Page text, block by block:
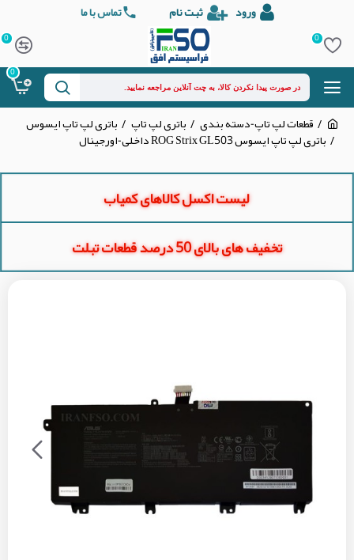
ورود ثبت نام تماس با ما
0
0
0
قطعات لپ تاپ-دسته بندی باتری لپ تاپ باتری لپ تاپ ایسوس
باتری لپ تاپ ایسوس ROG Strix GL503 داخلی-اورجینال
لیست اکسل کالاهای کمیاب
تخفیف های بالای 50 درصد قطعات تبلت